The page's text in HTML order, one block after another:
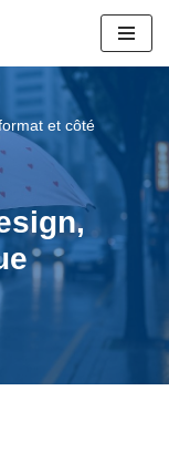
et côté